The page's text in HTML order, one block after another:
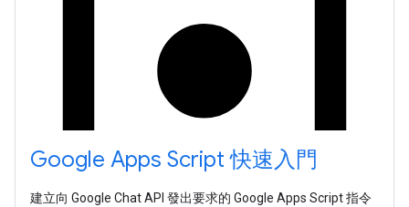
Google Apps Script 快速入門
建立向 Google Chat API 發出要求的 Google Apps Script 指令